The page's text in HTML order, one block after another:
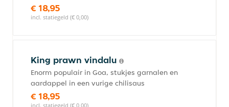
€ 18,95
incl. statiegeld (€ 0,00)
King prawn vindalu
Enorm populair in Goa, stukjes garnalen en
aardappel in een vurige chilisaus
€ 18,95
incl. statiegeld (€ 0,00)